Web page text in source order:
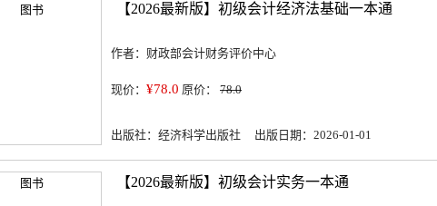
【2026最新版】初级会计经济法基础一本通
作者：财政部会计财务评价中心
现价： ¥78.0 原价： 78.0
出版社：经济科学出版社 出版日期：2026-01-01
【2026最新版】初级会计实务一本通